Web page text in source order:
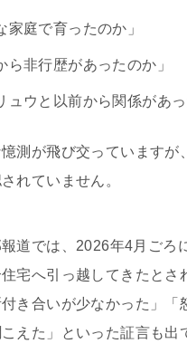
家庭で育ったのか」
ら非行歴があったのか」
ュウと以前から関係があっ
測が飛び交っていますが
れていません。
道では、2026年4月ごろ
宅へ引っ越してきたとさ
き合いが少なかった」「
えた」といった証言も出